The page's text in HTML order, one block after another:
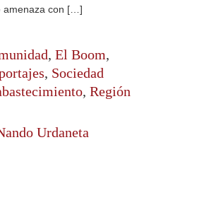
amenaza con […]
, El Boom,
, Sociedad
, Región
Urdaneta